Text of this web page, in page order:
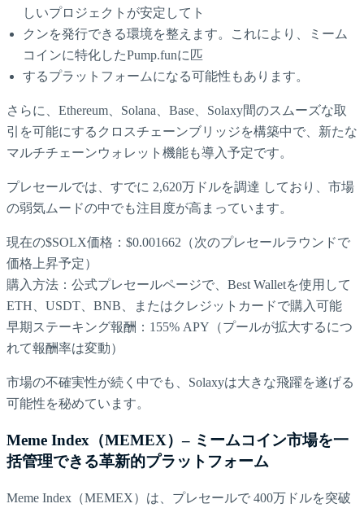
しいプロジェクトが安定してト
クンを発行できる環境を整えます。これにより、ミーム
コインに特化したPump.funに匹
するプラットフォームになる可能性もあります。
さらに、Ethereum、Solana、Base、Solaxy間のスムーズな取
引を可能にするクロスチェーンブリッジを構築中で、新たな
マルチチェーンウォレット機能も導入予定です。
プレセールでは、すでに 2,620万ドルを調達 しており、市場
の弱気ムードの中でも注目度が高まっています。
現在の$SOLX価格：$0.001662（次のプレセールラウンドで
価格上昇予定）
購入方法：公式プレセールページで、Best Walletを使用して
ETH、USDT、BNB、またはクレジットカードで購入可能
早期ステーキング報酬：155% APY（プールが拡大するにつ
れて報酬率は変動）
市場の不確実性が続く中でも、Solaxyは大きな飛躍を遂げる
可能性を秘めています。
Meme Index（MEMEX）– ミームコイン市場を一
括管理できる革新的プラットフォーム
Meme Index（MEMEX）は、プレセールで 400万ドルを突破